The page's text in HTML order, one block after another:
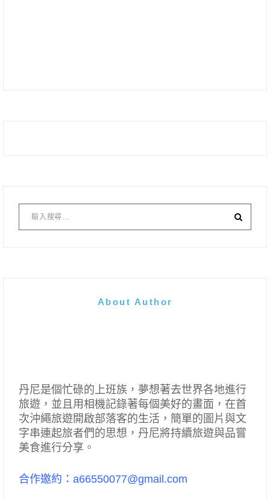
About Author
丹尼是個忙碌的上班族，夢想著去世界各地進行
旅遊，並且用相機記錄著每個美好的畫面，在首
次沖繩旅遊開啟部落客的生活，簡單的圖片與文
字串連起旅者們的思想，丹尼將持續旅遊與品嘗
美食進行分享。
合作邀約：a66550077@gmail.com